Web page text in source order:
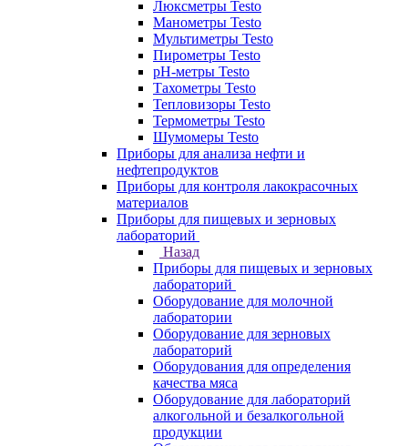
Люксметры Testo
Манометры Testo
Мультиметры Testo
Пирометры Testo
pH-метры Testo
Тахометры Testo
Тепловизоры Testo
Термометры Testo
Шумомеры Testo
Приборы для анализа нефти и
нефтепродуктов
Приборы для контроля лакокрасочных
материалов
Приборы для пищевых и зерновых
лабораторий
Назад
Приборы для пищевых и зерновых
лабораторий
Оборудование для молочной
лаборатории
Оборудование для зерновых
лабораторий
Оборудования для определения
качества мяса
Оборудование для лабораторий
алкогольной и безалкогольной
продукции